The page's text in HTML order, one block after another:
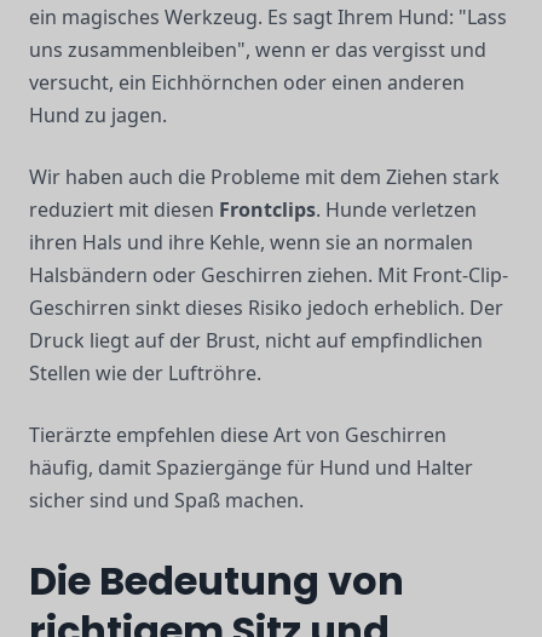
ein magisches Werkzeug. Es sagt Ihrem Hund: "Lass
uns zusammenbleiben", wenn er das vergisst und
versucht, ein Eichhörnchen oder einen anderen
Hund zu jagen.
Wir haben auch die Probleme mit dem Ziehen stark
reduziert mit diesen Frontclips. Hunde verletzen
ihren Hals und ihre Kehle, wenn sie an normalen
Halsbändern oder Geschirren ziehen. Mit Front-Clip-
Geschirren sinkt dieses Risiko jedoch erheblich. Der
Druck liegt auf der Brust, nicht auf empfindlichen
Stellen wie der Luftröhre.
Tierärzte empfehlen diese Art von Geschirren
häufig, damit Spaziergänge für Hund und Halter
sicher sind und Spaß machen.
Die Bedeutung von